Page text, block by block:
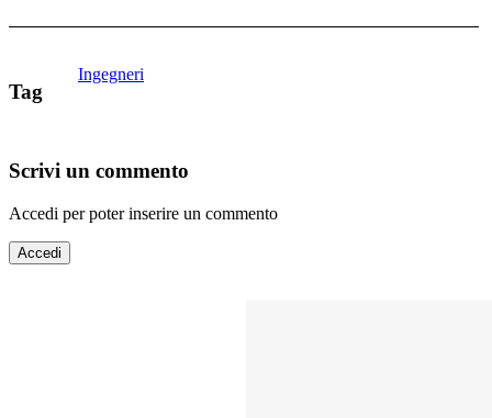
Tag
Ingegneri
Scrivi un commento
Accedi per poter inserire un commento
Accedi